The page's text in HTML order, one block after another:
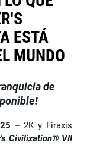
ESTÁ
MUNDO
de
–2K y Firaxis
Civilization® VII